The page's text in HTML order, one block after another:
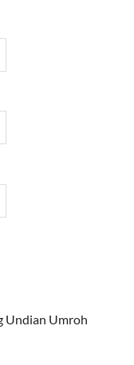
Undian Umroh